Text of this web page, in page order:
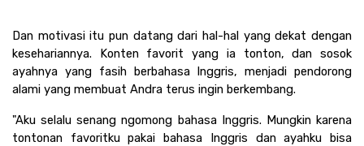
Dan motivasi itu pun datang dari hal-hal yang dekat dengan
kesehariannya. Konten favorit yang ia tonton, dan sosok
ayahnya yang fasih berbahasa Inggris, menjadi pendorong
alami yang membuat Andra terus ingin berkembang.
"Aku selalu senang ngomong bahasa Inggris. Mungkin karena
tontonan favoritku pakai bahasa Inggris dan ayahku bisa